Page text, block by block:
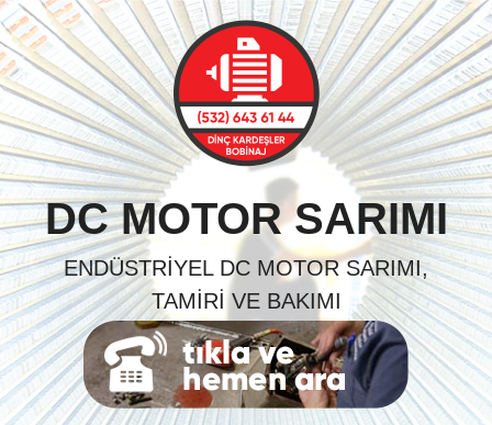
Skip
to
content
DC MOTOR SARIMI
ENDÜSTRIYEL DC MOTOR SARIMI,
TAMIRI VE BAKIMI